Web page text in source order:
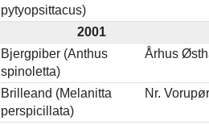
pytyopsittacus)
2001
Bjergpiber (Anthus
spinoletta)
Århus
Brilleand (Melanitta
perspicillata)
Nr. Vorupør